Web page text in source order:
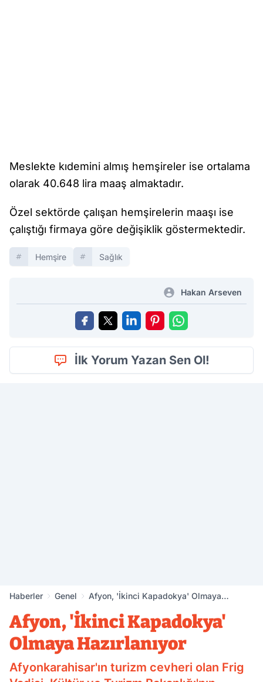
Meslekte kıdemini almış hemşireler ise ortalama
olarak 40.648 lira maaş almaktadır.
Özel sektörde çalışan hemşirelerin maaşı ise
çalıştığı firmaya göre değişiklik göstermektedir.
Hemşire Sağlık
Hakan Arseven
İlk Yorum Yazan Sen Ol!
Haberler Genel
Afyon, 'İkinci Kapadokya' Olmaya
Afyon, 'İkinci Kapadokya'
Olmaya Hazırlanıyor
Afyonkarahisar'ın turizm cevheri olan Frig